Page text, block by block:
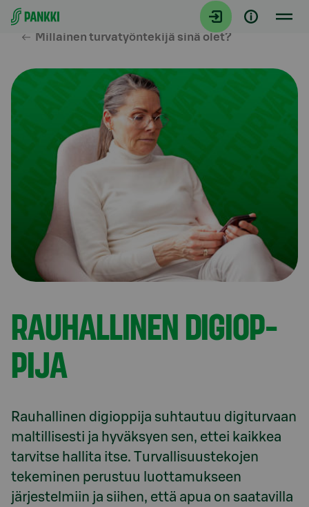
Siirry suoraan sisältöön
Millainen turvatyöntekijä sinä olet?
RAU­HAL­LI­NEN DI­GI­OP­
PI­JA
Rauhallinen digioppija suhtautuu digiturvaan
maltillisesti ja hyväksyen sen, ettei kaikkea
tarvitse hallita itse. Turvallisuustekojen
tekeminen perustuu luottamukseen
järjestelmiin ja siihen, että apua on saatavilla